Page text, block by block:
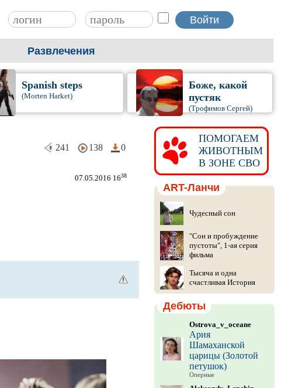
Развлечения
Spanish steps
(Morten Harket)
Боже, какой
пустяк
(Трофимов Сергей)
241 138 0
07.05.2016 1638
ПОМОГАЕМ
ЖИВОТНЫМ
В ЗОНЕ СВО
ART-Ланчи
Чудесный сон
"Сон и пробуждение
пустоты", 1-ая серия
фильма
Тысяча и одна
счастливая История
Дебюты
Ostrova_v_oceane
Ария
Шамаханской
царицы (Золотой
петушок)
Оперные